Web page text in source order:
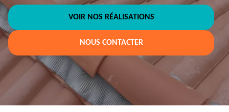
VOIR NOS RÉALISATIONS
NOUS CONTACTER